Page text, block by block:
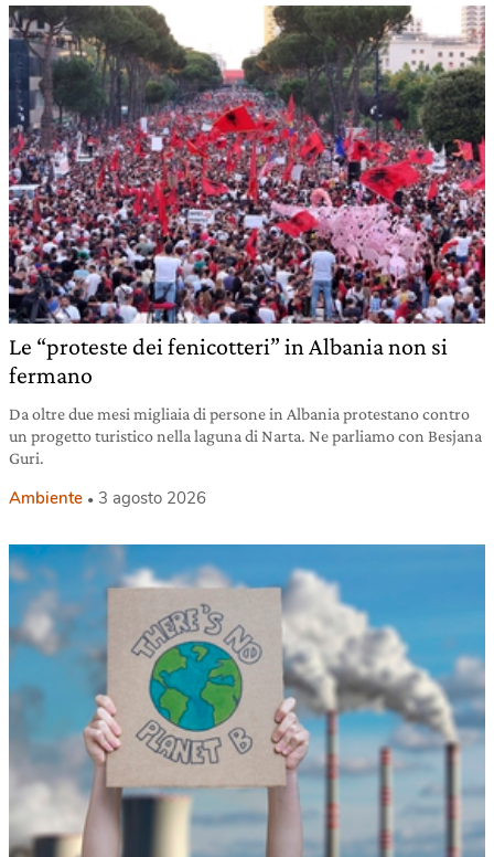
Le “proteste dei fenicotteri” in Albania non si
fermano
Da oltre due mesi migliaia di persone in Albania protestano contro
un progetto turistico nella laguna di Narta. Ne parliamo con Besjana
Guri.
Ambiente 3 agosto 2026